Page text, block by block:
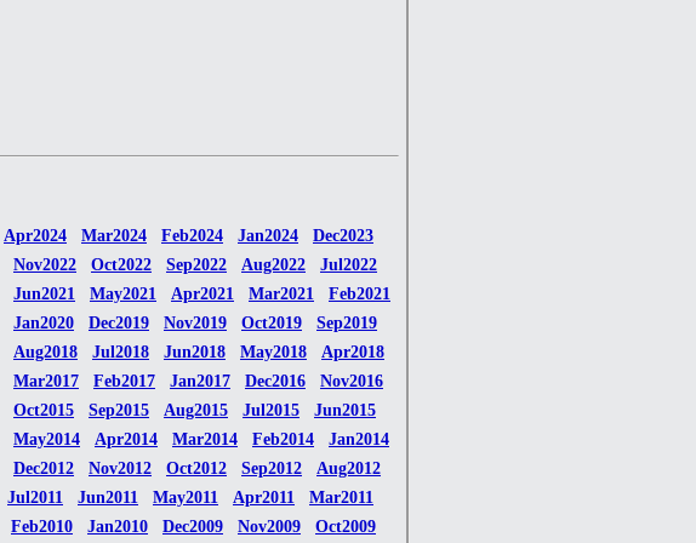
Apr2024 Mar2024 Feb2024 Jan2024
Dec2023
Nov2022 Oct2022 Sep2022 Aug2022
Jul2022
Jun2021 May2021 Apr2021 Mar2021
Feb2021
Jan2020 Dec2019 Nov2019 Oct2019
Sep2019
Aug2018 Jul2018 Jun2018 May2018
Apr2018
Mar2017 Feb2017 Jan2017 Dec2016
Nov2016
Oct2015 Sep2015 Aug2015 Jul2015
Jun2015
May2014 Apr2014 Mar2014 Feb2014
Jan2014
Dec2012 Nov2012 Oct2012 Sep2012
Aug2012
Jul2011 Jun2011 May2011 Apr2011
Mar2011
Feb2010 Jan2010 Dec2009 Nov2009 Oct2009